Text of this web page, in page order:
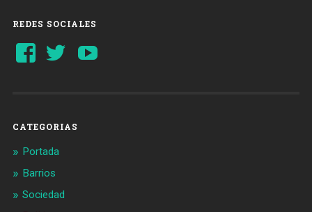
REDES SOCIALES
Ver
perfil
Ver
perfil
CATEGORIAS
Portada
Barrios
Sociedad